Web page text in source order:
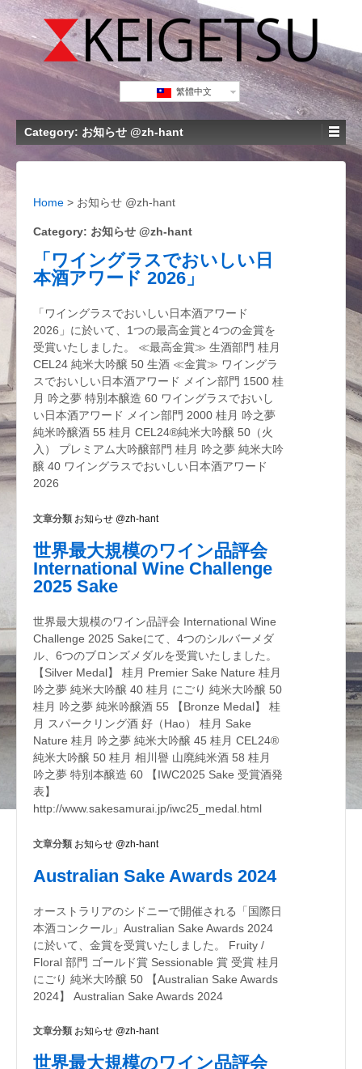
繁體中文
Category: お知らせ @zh-hant
Home > お知らせ @zh-hant
Category: お知らせ @zh-hant
「ワイングラスでおいしい日
本酒アワード 2026」
「ワイングラスでおいしい日本酒アワード
2026」に於いて、1つの最高金賞と4つの金賞を
受賞いたしました。 ≪最高金賞≫ 生酒部門 桂月
CEL24 純米大吟醸 50 生酒 ≪金賞≫ ワイングラ
スでおいしい日本酒アワード メイン部門 1500 桂
月 吟之夢 特別本醸造 60 ワイングラスでおいし
い日本酒アワード メイン部門 2000 桂月 吟之夢
純米吟醸酒 55 桂月 CEL24®純米大吟醸 50（火
入） プレミアム大吟醸部門 桂月 吟之夢 純米大吟
醸 40 ワイングラスでおいしい日本酒アワード
2026
文章分類 お知らせ @zh-hant
世界最大規模のワイン品評会
International Wine Challenge
2025 Sake
世界最大規模のワイン品評会 International Wine
Challenge 2025 Sakeにて、4つのシルバーメダ
ル、6つのブロンズメダルを受賞いたしました。
【Silver Medal】 桂月 Premier Sake Nature 桂月
吟之夢 純米大吟醸 40 桂月 にごり 純米大吟醸 50
桂月 吟之夢 純米吟醸酒 55 【Bronze Medal】 桂
月 スパークリング酒 好（Hao） 桂月 Sake
Nature 桂月 吟之夢 純米大吟醸 45 桂月 CEL24®
純米大吟醸 50 桂月 相川譽 山廃純米酒 58 桂月
吟之夢 特別本醸造 60 【IWC2025 Sake 受賞酒発
表】
http://www.sakesamurai.jp/iwc25_medal.html
文章分類 お知らせ @zh-hant
Australian Sake Awards 2024
オーストラリアのシドニーで開催される「国際日
本酒コンクール」Australian Sake Awards 2024
に於いて、金賞を受賞いたしました。 Fruity /
Floral 部門 ゴールド賞 Sessionable 賞 受賞 桂月
にごり 純米大吟醸 50 【Australian Sake Awards
2024】 Australian Sake Awards 2024
文章分類 お知らせ @zh-hant
世界最大規模のワイン品評会